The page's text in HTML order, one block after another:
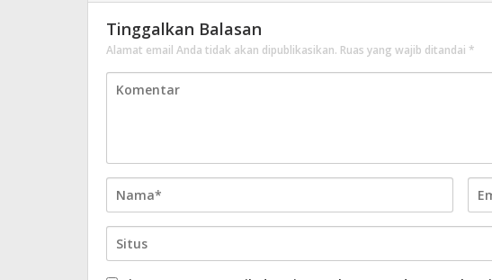
Tinggalkan Balasan
Alamat email Anda tidak akan dipublikasikan. Ruas yang wajib ditandai *